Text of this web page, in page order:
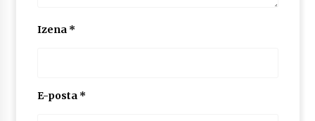
Izena *
E-posta *